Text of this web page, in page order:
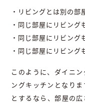
・リビングとは別の部
・同じ部屋にリビング
・同じ部屋にリビング
・同じ部屋にリビング
このように、ダイニ
ングキッチンとなり
とするなら、部屋の